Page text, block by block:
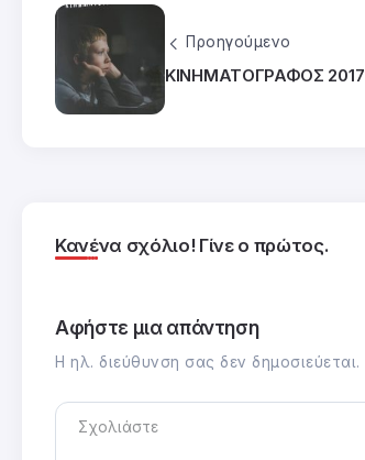
Προηγούμενο
ΚΙΝΗΜΑΤΟΓΡΑΦΟΣ 2017
Κανένα σχόλιο! Γίνε ο πρώτος.
Αφήστε μια απάντηση
Η ηλ. διεύθυνση σας δεν δημοσιεύεται.